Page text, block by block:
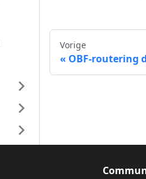
Vorige
OBF-routering